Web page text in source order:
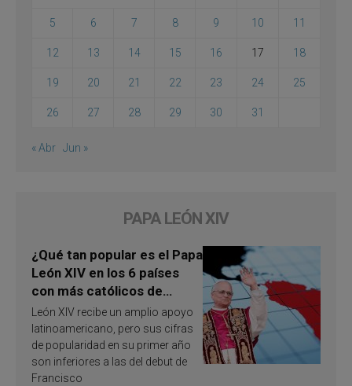
5 6 7 8 9 10 11
12 13 14 15 16 17 18
19 20 21 22 23 24 25
26 27 28 29 30 31
« Abr Jun »
PAPA LEÓN XIV
¿Qué tan popular es el Papa
León XIV en los 6 países
con más católicos de
América Latina en 2026?
Publican resultados de
investigación
León XIV recibe un amplio apoyo
latinoamericano, pero sus cifras
de popularidad en su primer año
son inferiores a las del debut de
Francisco